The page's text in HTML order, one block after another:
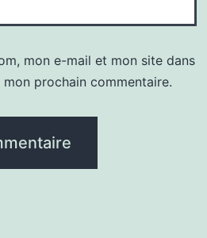
mon e-mail et mon site dans
prochain commentaire.